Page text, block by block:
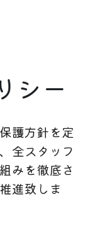
シー
護方針を定
全スタッフ
みを徹底さ
進致しま